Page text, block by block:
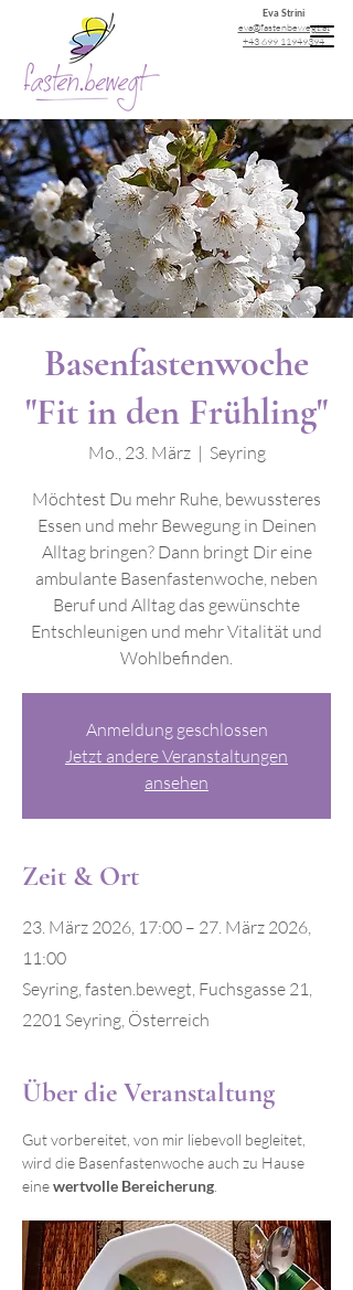
Eva Strini
eva@fastenbewegt.at
+43 699 11949394
Basenfastenwoche
"Fit in den Frühling"
Mo., 23. März
  |
Seyring
Möchtest Du mehr Ruhe, bewussteres
Essen und mehr Bewegung in Deinen
Alltag bringen? Dann bringt Dir eine
ambulante Basenfastenwoche, neben
Beruf und Alltag das gewünschte
Entschleunigen und mehr Vitalität und
Wohlbefinden.
Anmeldung geschlossen
Jetzt andere Veranstaltungen
ansehen
Zeit & Ort
23. März 2026, 17:00 – 27. März 2026,
11:00
Seyring, fasten.bewegt, Fuchsgasse 21,
2201 Seyring, Österreich
Über die Veranstaltung
Gut vorbereitet, von mir liebevoll begleitet,
wird die Basenfastenwoche auch zu Hause
eine wertvolle Bereicherung